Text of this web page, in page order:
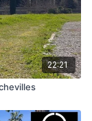
22:21